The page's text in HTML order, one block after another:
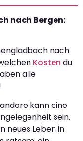
nach Bergen:
nach
Kosten du
alle
kann eine
sein.
neues Leben in